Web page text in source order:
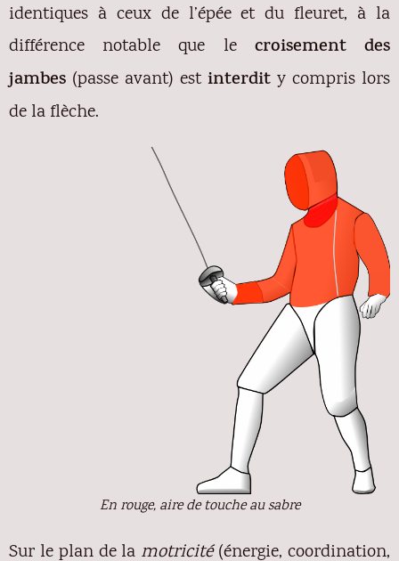
En rouge, aire de touche au sabre
identiques à ceux de l’épée et du fleuret, à la
différence notable que le croisement des
jambes (passe avant) est interdit y compris lors
de la flèche.
Sur le plan de la motricité(énergie, coordination,